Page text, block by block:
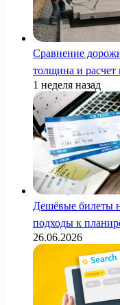
Сравнение
толщина и расчет
1 неделя назад
Дешёвые билеты
подходы к
26.06.2026